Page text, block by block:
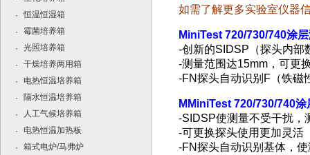
·
恒温恒湿箱
·
霉菌培养箱
·
光照培养箱
·
干燥培养两用箱
·
电热恒温培养箱
·
隔水恒温培养箱
·
人工气候培养箱
·
电热恒温加热板
·
箱式电炉/马弗炉
如需了解更多实验室仪器
MiniTest 720/730/740涂
-创新的SIDSP （探头内
-测量范围达15mm ，可更
-FN探头自动识别 F （铁磁
MMiniTest 720/730/740涂
-SIDSP使测量不受干扰，
-可更换探头使用更加灵活
-FN探头自动识别基体，